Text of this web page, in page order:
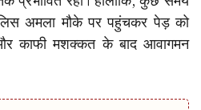
अमला मौके पर पहुंचकर पेड़ को
काफी मशक्कत के बाद आवागमन